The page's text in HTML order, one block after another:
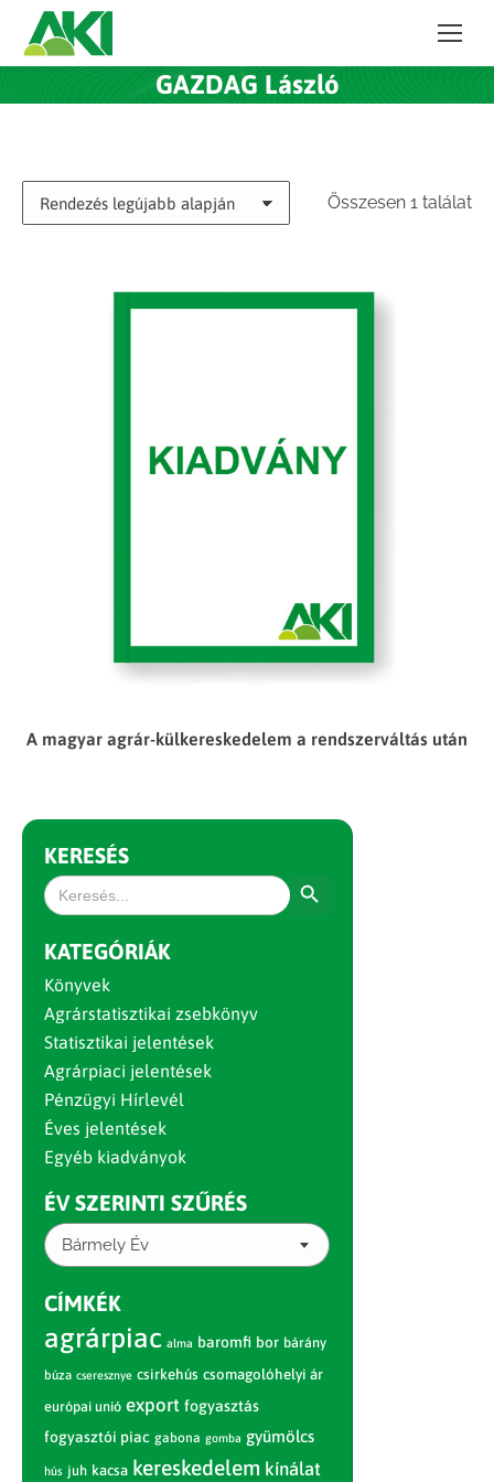
GAZDAG László
Összesen 1 találat
A magyar agrár-külkereskedelem a rendszerváltás után
KERESÉS
Search
for:
KATEGÓRIÁK
Könyvek
Agrárstatisztikai zsebkönyv
Statisztikai jelentések
Agrárpiaci jelentések
Pénzügyi Hírlevél
Éves jelentések
Egyéb kiadványok
ÉV SZERINTI SZŰRÉS
Bármely Év
CÍMKÉK
agrárpiac alma baromfi bor bárány
búza cseresznye csirkehús csomagolóhelyi ár
európai unió export fogyasztás
fogyasztói piac gabona gomba gyümölcs
hús juh kacsa kereskedelem kínálat